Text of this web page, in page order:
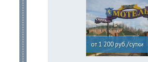
от 1 200 руб./сутки